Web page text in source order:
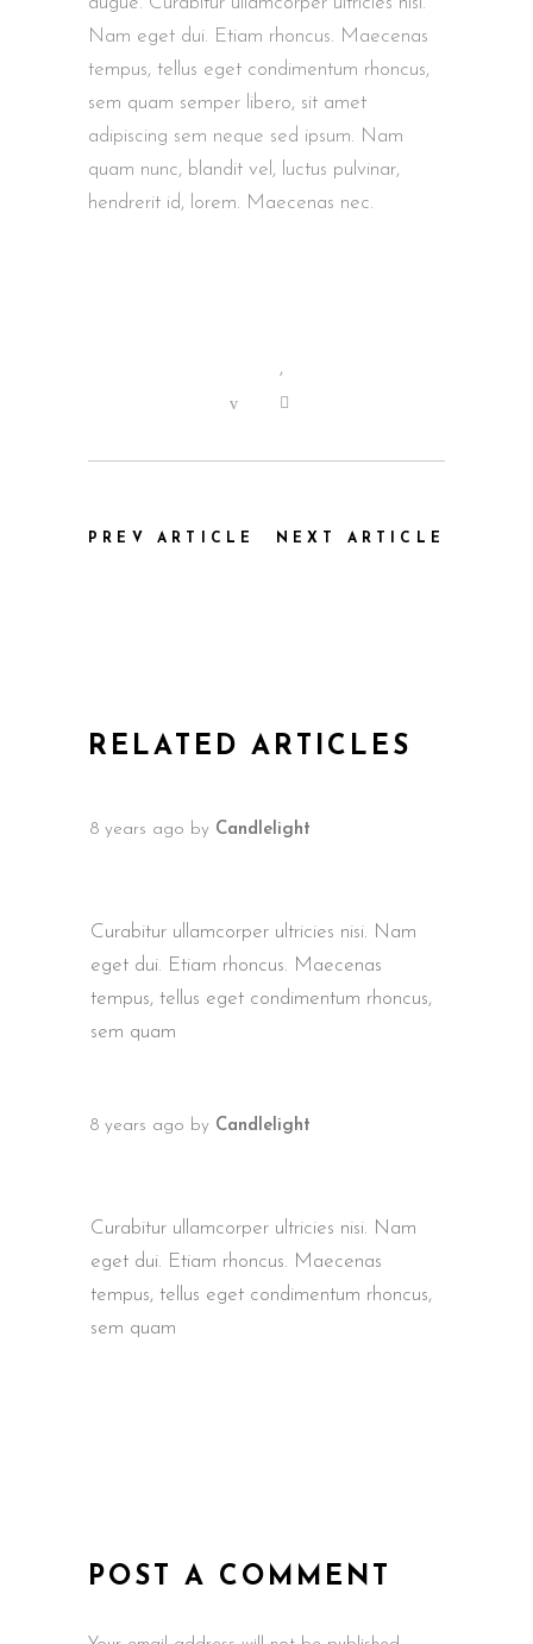
Nam eget dui. Etiam rhoncus. Maecenas
tempus, tellus eget condimentum rhoncus,
sem quam semper libero, sit amet
adipiscing sem neque sed ipsum. Nam
quam nunc, blandit vel, luctus pulvinar,
hendrerit id, lorem. Maecenas nec.
,
PREV ARTICLE NEXT ARTICLE
RELATED ARTICLES
8 years ago by Candlelight
Curabitur ullamcorper ultricies nisi. Nam
eget dui. Etiam rhoncus. Maecenas
tempus, tellus eget condimentum rhoncus,
sem quam
8 years ago by Candlelight
Curabitur ullamcorper ultricies nisi. Nam
eget dui. Etiam rhoncus. Maecenas
tempus, tellus eget condimentum rhoncus,
sem quam
POST A COMMENT